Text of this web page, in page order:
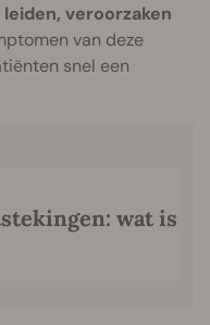
veroorzaken
van deze
snel een
wat is